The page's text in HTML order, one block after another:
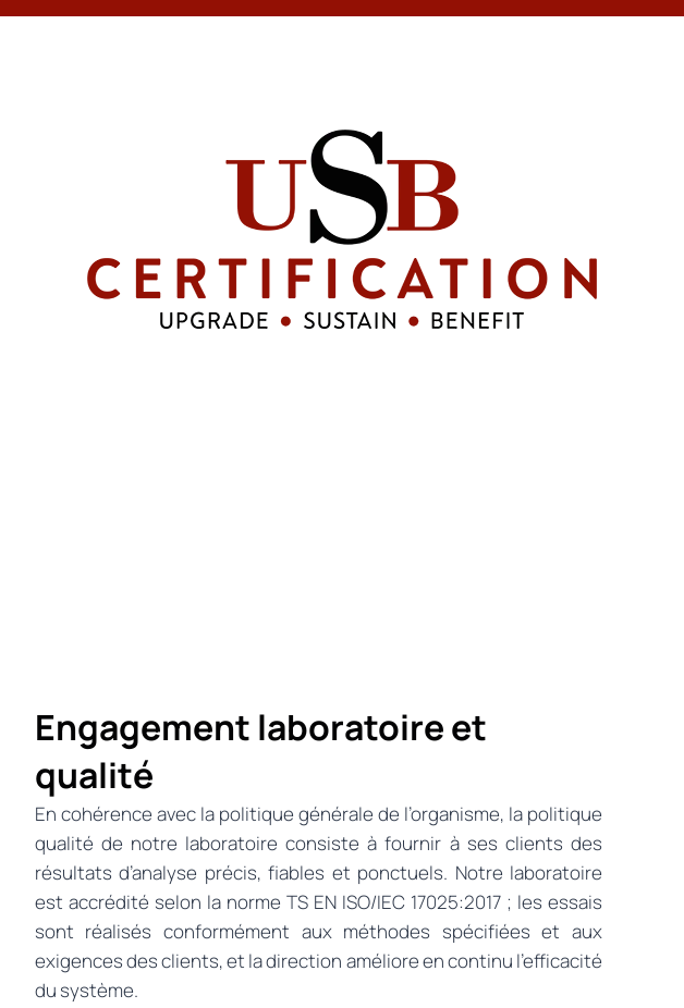
Engagement laboratoire et
qualité
En cohérence avec la politique générale de l’organisme, la politique
qualité de notre laboratoire consiste à fournir à ses clients des
résultats d’analyse précis, fiables et ponctuels. Notre laboratoire
est accrédité selon la norme TS EN ISO/IEC 17025:2017 ; les essais
sont réalisés conformément aux méthodes spécifiées et aux
exigences des clients, et la direction améliore en continu l’efficacité
du système.